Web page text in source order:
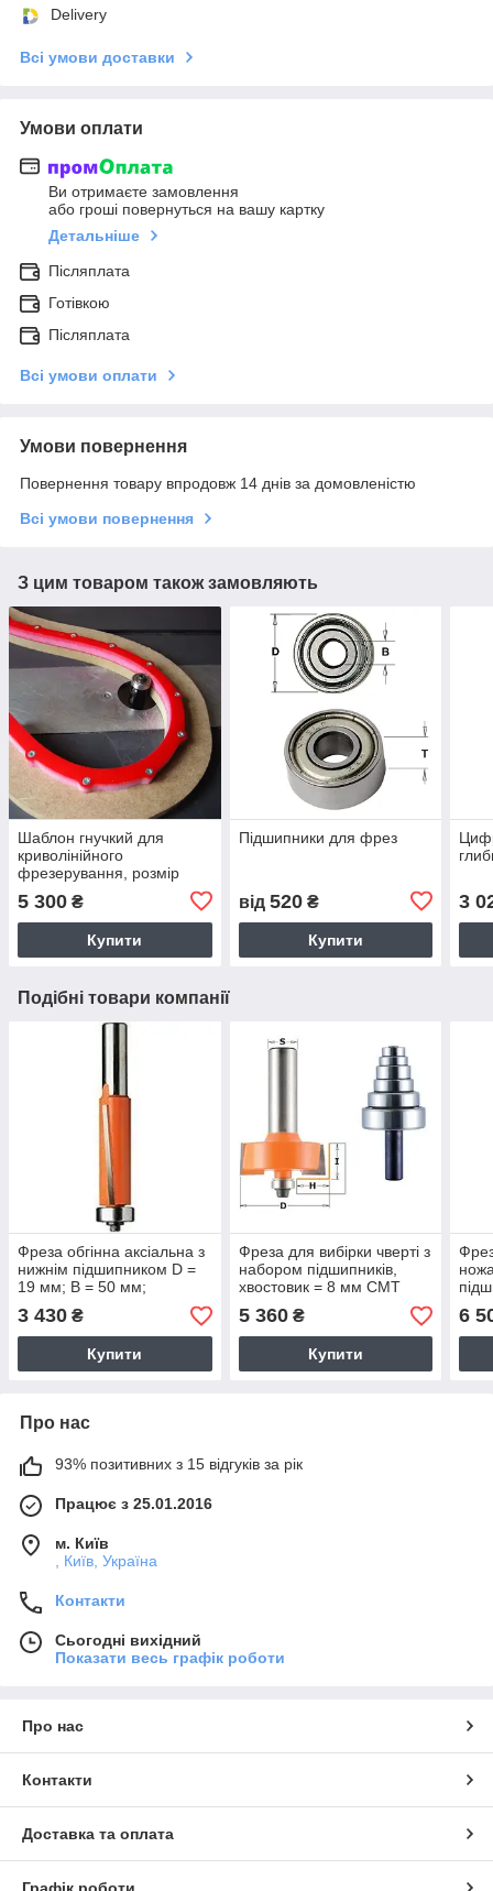
Delivery
Всі умови доставки
Умови оплати
Ви отримаєте замовлення
або гроші повернуться на вашу картку
Детальніше
Післяплата
Готівкою
Післяплата
Всі умови оплати
Умови повернення
Повернення товару впродовж 14 днів за домовленістю
Всі умови повернення
З цим товаром також замовляють
Шаблон гнучкий для
криволінійного
фрезерування, розмір
5 300 ₴
Купити
Підшипники для фрез
від 520₴
Купити
3
Подібні товари компанії
Фреза обгінна аксіальна з
нижнім підшипником D =
19 мм; В = 50 мм;
хвостовик = 12 мм. СМТ
3 430 ₴
Купити
Фреза для вибірки чверті з
набором підшипників,
хвостовик = 8 мм СМТ
5 360₴
Купити
6
Про нас
93% позитивних з 15 відгуків за рік
Працює з 25.01.2016
м. Київ
, Київ, Україна
Контакти
Сьогодні вихідний
Показати весь графік роботи
Про нас
Контакти
Доставка та оплата